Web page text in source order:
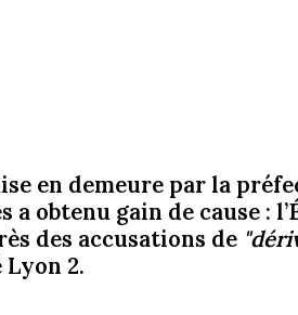
en demeure par la
a obtenu gain de cause :
des accusations de
2.